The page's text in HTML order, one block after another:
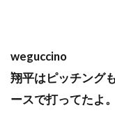
weguccino
翔平はピッチング
ースで打ってたよ。